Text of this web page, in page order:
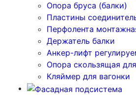
Опора бруса (балки)
Пластины
Перфолента
Держатель балки
Анкер-лифт
Опора скользящая
Кляймер для вагонки